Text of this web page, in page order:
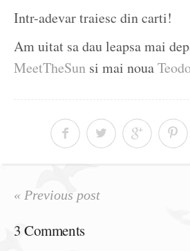
Intr-adevar traiesc din carti!
Am uitat sa dau leapsa mai
MeetTheSun si mai noua
« Previous post
3 Comments